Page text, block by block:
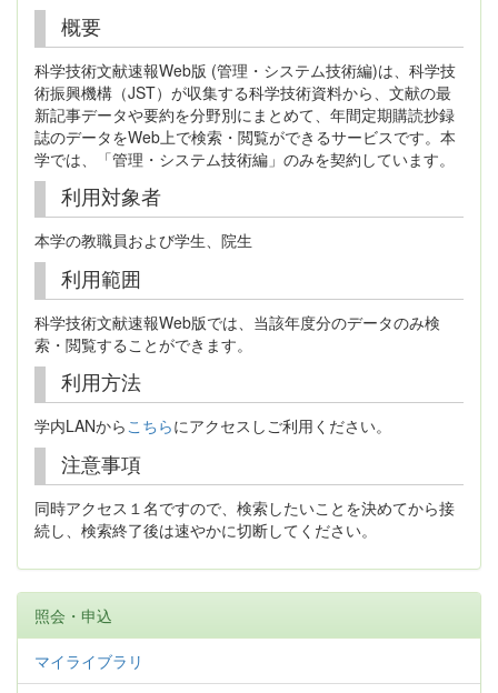
概要
科学技術文献速報Web版 (管理・システム技術編)は、科学技
術振興機構（JST）が収集する科学技術資料から、文献の最
新記事データや要約を分野別にまとめて、年間定期購読抄録
誌のデータをWeb上で検索・閲覧ができるサービスです。本
学では、「管理・システム技術編」のみを契約しています。
利用対象者
本学の教職員および学生、院生
利用範囲
科学技術文献速報Web版では、当該年度分のデータのみ検
索・閲覧することができます。
利用方法
学内LANからこちらにアクセスしご利用ください。
注意事項
同時アクセス１名ですので、検索したいことを決めてから接
続し、検索終了後は速やかに切断してください。
照会・申込
マイライブラリ